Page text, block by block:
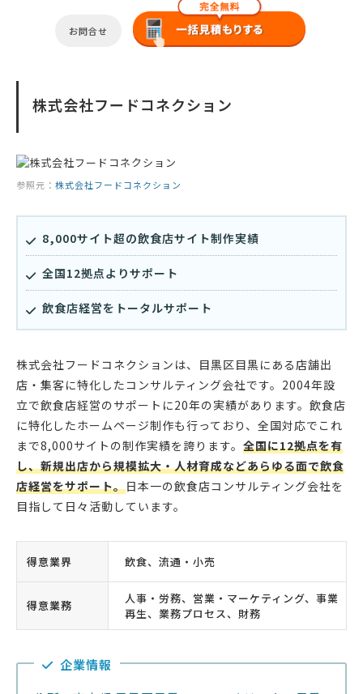
お問合せ
株式会社フードコネクション
参照元： 株式会社フードコネクション
8,000サイト超の飲食店サイト制作実績
全国12拠点よりサポート
飲食店経営をトータルサポート
株式会社フードコネクションは、目黒区目黒にある店舗出
店・集客に特化したコンサルティング会社です。2004年設
立で飲食店経営のサポートに20年の実績があります。飲食店
に特化したホームページ制作も行っており、全国対応でこれ
まで8,000サイトの制作実績を誇ります。 全国に12拠点を有
し、新規出店から規模拡大・人材育成などあらゆる面で飲食
店経営をサポート。日本一の飲食店コンサルティング会社を
目指して日々活動しています。
得意業界 飲食、流通・小売
得意業務
人事・労務、営業・マーケティング、事業
再生、業務プロセス、財務
企業情報